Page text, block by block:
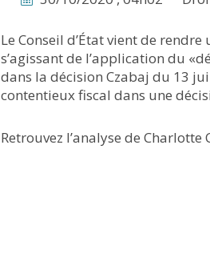
Le Conseil d’État vient de
s’agissant de l’application du
dans la décision Czabaj du 13
contentieux fiscal dans une
Retrouvez l’analyse de Charlotte